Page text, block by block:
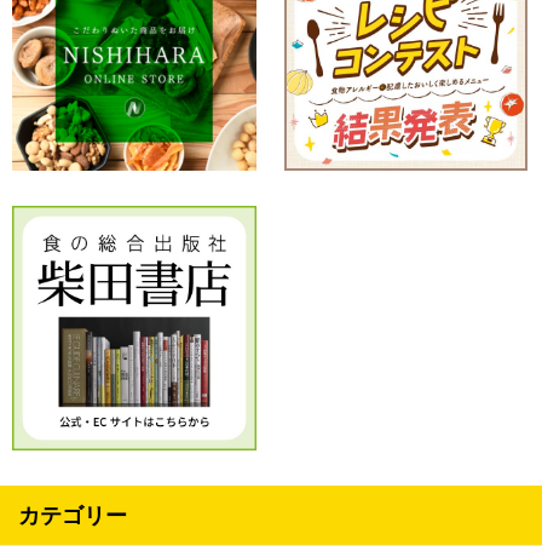
カテゴリー